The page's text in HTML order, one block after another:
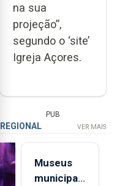
na sua
projeção”,
segundo o ‘site’
Igreja Açores.
PUB
REGIONAL VER MAIS
Museus
municipais